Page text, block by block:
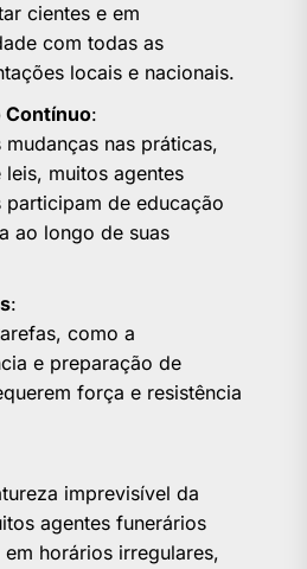
cientes e em
com todas as
locais e nacionais.
Contínuo:
mudanças nas práticas,
leis, muitos agentes
participam de educação
ao longo de suas
:
como a
e preparação de
força e resistência
imprevisível da
agentes funerários
em horários irregulares,